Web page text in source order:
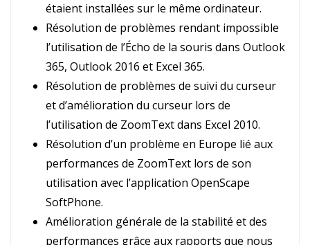
étaient installées sur le même ordinateur.
Résolution de problèmes rendant impossible
l’utilisation de l’Écho de la souris dans Outlook
365, Outlook 2016 et Excel 365.
Résolution de problèmes de suivi du curseur
et d’amélioration du curseur lors de
l’utilisation de ZoomText dans Excel 2010.
Résolution d’un problème en Europe lié aux
performances de ZoomText lors de son
utilisation avec l’application OpenScape
SoftPhone.
Amélioration générale de la stabilité et des
performances grâce aux rapports que nous